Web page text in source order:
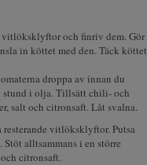
vitlöksklyftor och finriv dem. Gör
in köttet med den. Täck köttet
droppa av innan du
stund i olja. Tillsätt chili- och
salt och citronsaft. Låt svalna.
vitlöksklyftor. Putsa
alltsammans i en större
citronsaft.